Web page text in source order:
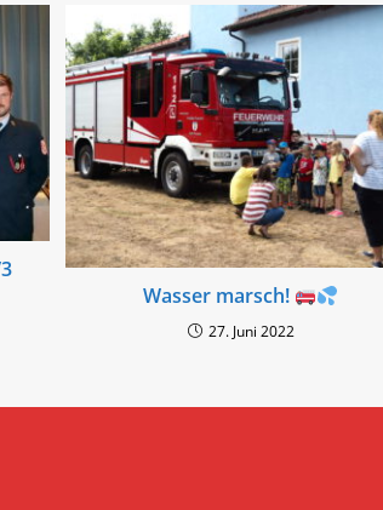
Wasser marsch!
27. Juni 2022